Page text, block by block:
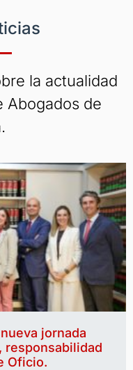
la actualidad
Abogados de
jornada
responsabilidad
Oficio.